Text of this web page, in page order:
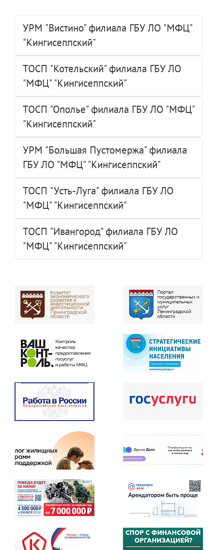
УРМ "Вистино" филиала ГБУ ЛО "МФЦ"
"Кингисеппский"
ТОСП "Котельский" филиала ГБУ ЛО
"МФЦ" "Кингисеппский"
ТОСП "Ополье" филиала ГБУ ЛО "МФЦ"
"Кингисеппский"
УРМ "Большая Пустомержа" филиала
ГБУ ЛО "МФЦ" "Кингисеппский"
ТОСП "Усть-Луга" филиала ГБУ ЛО
"МФЦ" "Кингисеппский"
ТОСП "Ивангород" филиала ГБУ ЛО
"МФЦ" "Кингисеппский"